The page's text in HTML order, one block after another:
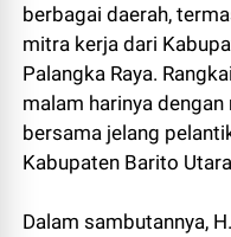
berbagai daerah,
mitra kerja dari
Palangka Raya.
malam harinya
bersama jelang
Kabupaten Barito
Dalam sambutannya,